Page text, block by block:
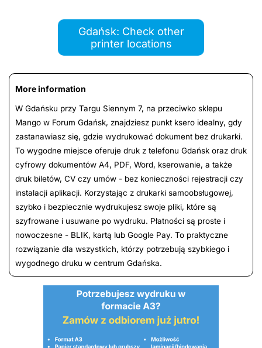
Gdańsk: Check other
printer locations
More information
W Gdańsku przy Targu Siennym 7, na przeciwko sklepu
Mango w Forum Gdańsk, znajdziesz punkt ksero idealny, gdy
zastanawiasz się, gdzie wydrukować dokument bez drukarki.
To wygodne miejsce oferuje druk z telefonu Gdańsk oraz druk
cyfrowy dokumentów A4, PDF, Word, kserowanie, a także
druk biletów, CV czy umów - bez konieczności rejestracji czy
instalacji aplikacji. Korzystając z drukarki samoobsługowej,
szybko i bezpiecznie wydrukujesz swoje pliki, które są
szyfrowane i usuwane po wydruku. Płatności są proste i
nowoczesne - BLIK, kartą lub Google Pay. To praktyczne
rozwiązanie dla wszystkich, którzy potrzebują szybkiego i
wygodnego druku w centrum Gdańska.